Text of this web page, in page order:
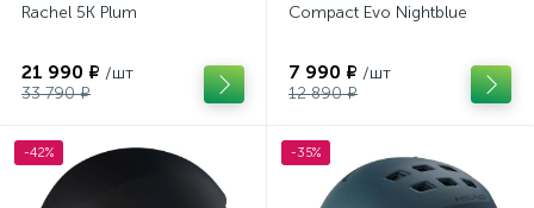
Rachel 5K Plum
21 990 ₽ /шт
33 790 ₽
Compact Evo Nightblue
7 990 ₽ /шт
12 890 ₽
-42% -35%